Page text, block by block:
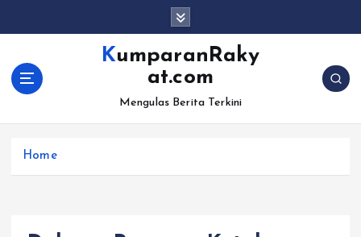
KumparanRaky
at.com
Mengulas Berita Terkini
Home